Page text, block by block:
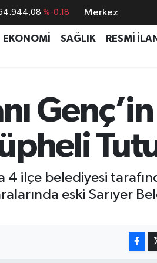
%-0.18
47,7436 %0.18
%0.03
13.779 %-14
Merkez
EKONOMİ SAĞLIK
RESMİ
4 ilçe belediyesi
eski Sarıyer